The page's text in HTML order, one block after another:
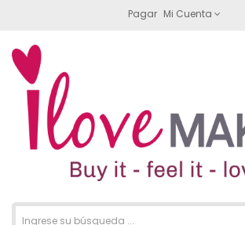
Pagar Mi Cuenta